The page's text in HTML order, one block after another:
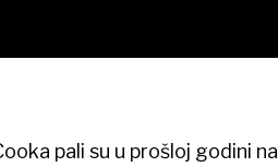
pali su u prošloj godini na